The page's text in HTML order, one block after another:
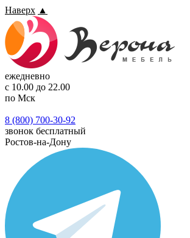
Наверх ▲
ежедневно
с 10.00 до 22.00
по Мск
8 (800) 700-30-92
звонок бесплатный
Ростов-на-Дону